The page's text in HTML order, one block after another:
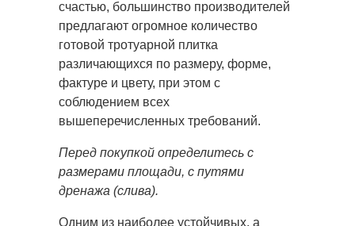
счастью, большинство производителей
предлагают огромное количество
готовой тротуарной плитка
различающихся по размеру, форме,
фактуре и цвету, при этом с
соблюдением всех
вышеперечисленных требований.
Перед покупкой определитесь с
размерами площади, с путями
дренажа (слива).
Одним из наиболее устойчивых, а